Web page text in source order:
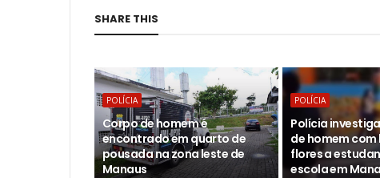
SHARE THIS
POLÍCIA
Corpo de homem é
encontrado em quarto de
pousada na zona leste de
Manaus
POLÍCIA
Polícia
de homem com
flores a
escola em